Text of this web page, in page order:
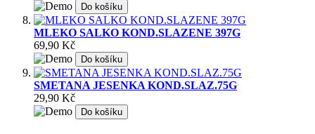
Do košíku
MLEKO SALKO KOND.SLAZENE 397G
69,90 Kč
Do košíku
SMETANA JESENKA KOND.SLAZ.75G
29,90 Kč
Do košíku